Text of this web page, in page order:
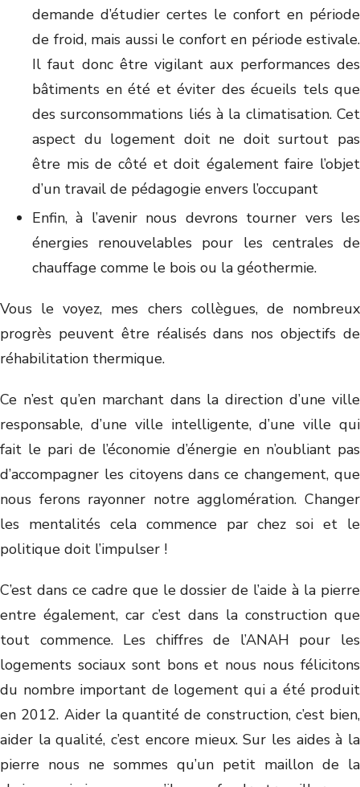
demande d’étudier certes le confort en période
de froid, mais aussi le confort en période estivale.
Il faut donc être vigilant aux performances des
bâtiments en été et éviter des écueils tels que
des surconsommations liés à la climatisation. Cet
aspect du logement doit ne doit surtout pas
être mis de côté et doit également faire l’objet
d’un travail de pédagogie envers l’occupant
Enfin, à l’avenir nous devrons tourner vers les
énergies renouvelables pour les centrales de
chauffage comme le bois ou la géothermie.
Vous le voyez, mes chers collègues, de nombreux
progrès peuvent être réalisés dans nos objectifs de
réhabilitation thermique.
Ce n’est qu’en marchant dans la direction d’une ville
responsable, d’une ville intelligente, d’une ville qui
fait le pari de l’économie d’énergie en n’oubliant pas
d’accompagner les citoyens dans ce changement, que
nous ferons rayonner notre agglomération. Changer
les mentalités cela commence par chez soi et le
politique doit l’impulser !
C’est dans ce cadre que le dossier de l’aide à la pierre
entre également, car c’est dans la construction que
tout commence. Les chiffres de l’ANAH pour les
logements sociaux sont bons et nous nous félicitons
du nombre important de logement qui a été produit
en 2012. Aider la quantité de construction, c’est bien,
aider la qualité, c’est encore mieux. Sur les aides à la
pierre nous ne sommes qu’un petit maillon de la